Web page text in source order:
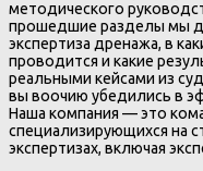
методического
прошедшие разделы мы
экспертиза дренажа, в
проводится и какие
реальными кейсами из
вы воочию убедились в
Наша компания — это
специализирующихся на
экспертизах, включая